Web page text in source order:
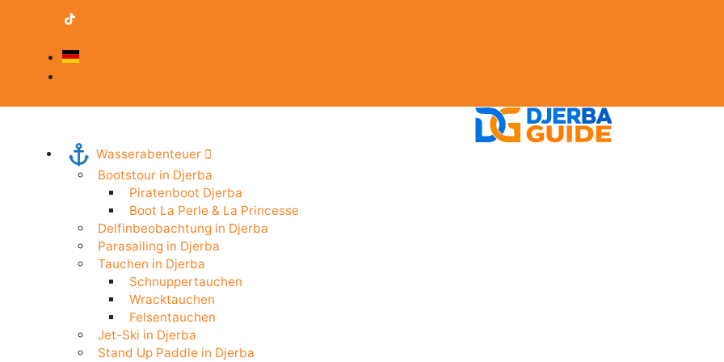
Wasserabenteuer
Bootstour in Djerba
Piratenboot Djerba
Boot La Perle & La Princesse
Delfinbeobachtung in Djerba
Parasailing in Djerba
Tauchen in Djerba
Schnuppertauchen
Wracktauchen
Felsentauchen
Jet-Ski in Djerba